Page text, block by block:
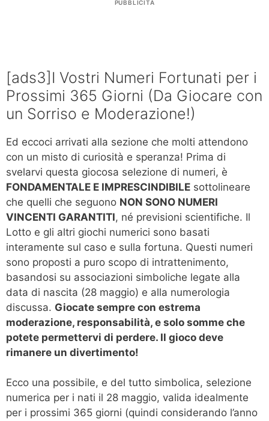
PUBBLICITÀ
[ads3]I Vostri Numeri Fortunati per i
Prossimi 365 Giorni (Da Giocare con
un Sorriso e Moderazione!)
Ed eccoci arrivati alla sezione che molti attendono
con un misto di curiosità e speranza! Prima di
svelarvi questa giocosa selezione di numeri, è
FONDAMENTALE E IMPRESCINDIBILE sottolineare
che quelli che seguono NON SONO NUMERI
VINCENTI GARANTITI, né previsioni scientifiche. Il
Lotto e gli altri giochi numerici sono basati
interamente sul caso e sulla fortuna. Questi numeri
sono proposti a puro scopo di intrattenimento,
basandosi su associazioni simboliche legate alla
data di nascita (28 maggio) e alla numerologia
discussa. Giocate sempre con estrema
moderazione, responsabilità, e solo somme che
potete permettervi di perdere. Il gioco deve
rimanere un divertimento!
Ecco una possibile, e del tutto simbolica, selezione
numerica per i nati il 28 maggio, valida idealmente
per i prossimi 365 giorni (quindi considerando l’anno